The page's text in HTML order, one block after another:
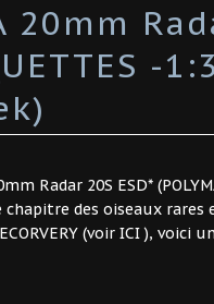
20mm
-
Radar 20S ESD*
chapitre des oiseaux rares
(voir ICI ), voici